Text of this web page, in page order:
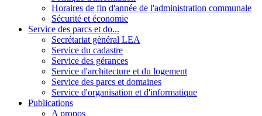
Horaires de fin d'année de l'administration communale
Sécurité et économie
Service des parcs et do...
Secrétariat général LEA
Service du cadastre
Service des gérances
Service d'architecture et du logement
Service des parcs et domaines
Service d'organisation et d'informatique
Publications
A propos